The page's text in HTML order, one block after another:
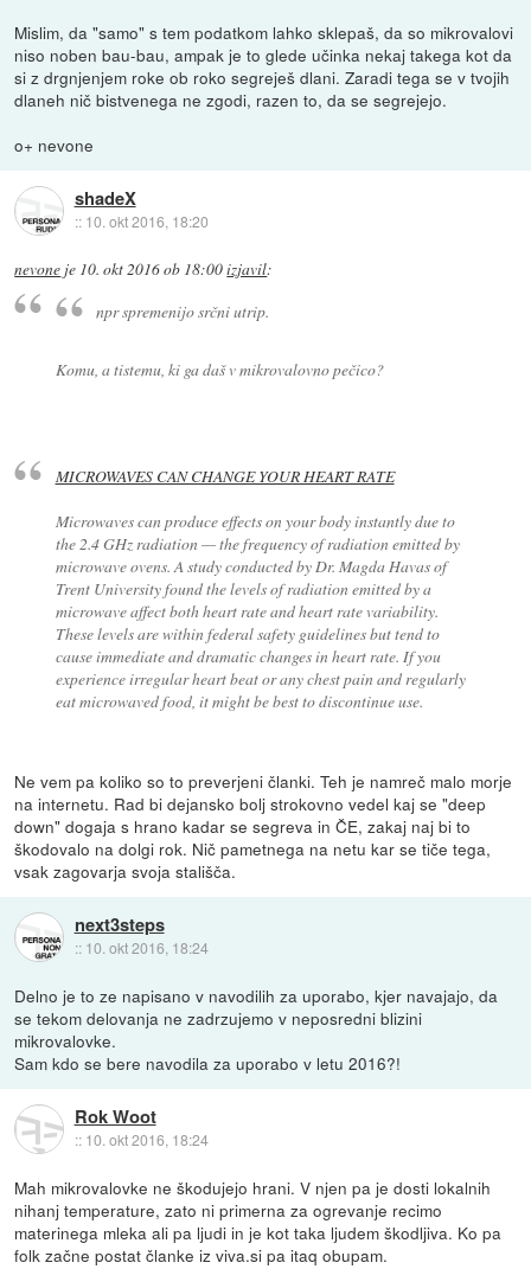
Mislim, da "samo" s tem podatkom lahko sklepaš, da so mikrovalovi
niso noben bau-bau, ampak je to glede učinka nekaj takega kot da
si z drgnjenjem roke ob roko segreješ dlani. Zaradi tega se v tvojih
dlaneh nič bistvenega ne zgodi, razen to, da se segrejejo.
o+ nevone
shadeX
:: 10. okt 2016, 18:20
nevone je 10. okt 2016 ob 18:00izjavil:
npr spremenijo srčni utrip.
Komu, a tistemu, ki ga daš v mikrovalovno pečico?
MICROWAVES CAN CHANGE YOUR HEART RATE
Microwaves can produce effects on your body instantly due to
the 2.4 GHz radiation — the frequency of radiation emitted by
microwave ovens. A study conducted by Dr. Magda Havas of
Trent University found the levels of radiation emitted by a
microwave affect both heart rate and heart rate variability.
These levels are within federal safety guidelines but tend to
cause immediate and dramatic changes in heart rate. If you
experience irregular heart beat or any chest pain and regularly
eat microwaved food, it might be best to discontinue use.
Ne vem pa koliko so to preverjeni članki. Teh je namreč malo morje
na internetu. Rad bi dejansko bolj strokovno vedel kaj se "deep
down" dogaja s hrano kadar se segreva in ČE, zakaj naj bi to
škodovalo na dolgi rok. Nič pametnega na netu kar se tiče tega,
vsak zagovarja svoja stališča.
next3steps
:: 10. okt 2016, 18:24
Delno je to ze napisano v navodilih za uporabo, kjer navajajo, da
se tekom delovanja ne zadrzujemo v neposredni blizini
mikrovalovke.
Sam kdo se bere navodila za uporabo v letu 2016?!
Rok Woot
:: 10. okt 2016, 18:24
Mah mikrovalovke ne škodujejo hrani. V njen pa je dosti lokalnih
nihanj temperature, zato ni primerna za ogrevanje recimo
materinega mleka ali pa ljudi in je kot taka ljudem škodljiva. Ko pa
folk začne postat članke iz viva.si pa itaq obupam.